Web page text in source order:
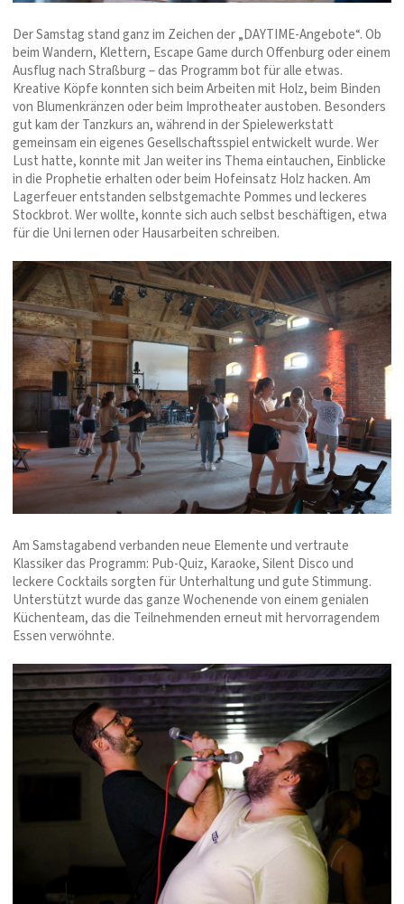
Der Samstag stand ganz im Zeichen der „DAYTIME-Angebote“. Ob
beim Wandern, Klettern, Escape Game durch Offenburg oder einem
Ausflug nach Straßburg – das Programm bot für alle etwas.
Kreative Köpfe konnten sich beim Arbeiten mit Holz, beim Binden
von Blumenkränzen oder beim Improtheater austoben. Besonders
gut kam der Tanzkurs an, während in der Spielewerkstatt
gemeinsam ein eigenes Gesellschaftsspiel entwickelt wurde. Wer
Lust hatte, konnte mit Jan weiter ins Thema eintauchen, Einblicke
in die Prophetie erhalten oder beim Hofeinsatz Holz hacken. Am
Lagerfeuer entstanden selbstgemachte Pommes und leckeres
Stockbrot. Wer wollte, konnte sich auch selbst beschäftigen, etwa
für die Uni lernen oder Hausarbeiten schreiben.
Am Samstagabend verbanden neue Elemente und vertraute
Klassiker das Programm: Pub-Quiz, Karaoke, Silent Disco und
leckere Cocktails sorgten für Unterhaltung und gute Stimmung.
Unterstützt wurde das ganze Wochenende von einem genialen
Küchenteam, das die Teilnehmenden erneut mit hervorragendem
Essen verwöhnte.